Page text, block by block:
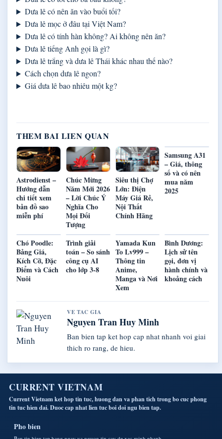
Dưa lê có nên ăn vào buổi tối?
Dưa lê mọc ở đâu tại Việt Nam?
Dưa lê có tính hàn không? Ai không nên ăn?
Dưa lê tiếng Anh gọi là gì?
Dưa lê trắng và dưa lê Thái khác nhau thế nào?
Cách chọn dưa lê ngon?
Giá dưa lê bao nhiêu một kg?
THEM BAI LIEN QUAN
Astrodienst –
Hướng dẫn
chi tiết xem
bản đồ sao
miễn phí
Chúc Mừng
Năm Mới 2026
– Lời Chúc Ý
Nghĩa Cho
Mọi Đối
Tượng
Siêu thị Chợ
Lớn: Điện
Máy Giá Rẻ,
Nội Thất
Chính Hãng
Samsung A31
– Giá, thông
số và có nên
mua năm
2025
Chó Poodle:
Bảng Giá,
Kích Cỡ, Đặc
Điểm và Cách
Nuôi
Trình giải
toán – So sánh
công cụ AI
cho lớp 3-8
Yamada Kun
To Lv999 –
Thông tin
Anime,
Manga và Nơi
Xem
Bình Dương:
Lịch sử tên
gọi, đơn vị
hành chính và
khoảng cách
VE TAC GIA
Nguyen Tran Huy Minh
Ban bien tap ket hop cap nhat nhanh voi giai
thich ro rang, de hieu.
CURRENT VIETNAM
Current Vietnam ket hop tin tuc, huong dan va phan tich trong bo cuc phong
tin tuc hien dai. Duoc cap nhat lien tuc boi doi ngu bien tap.
Pho bien